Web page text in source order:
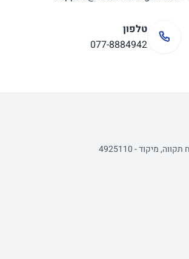
טלפון
077-8884942